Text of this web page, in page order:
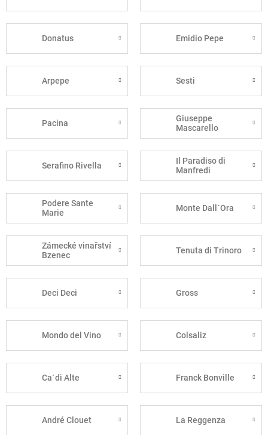
Donatus Emidio Pepe
Arpepe Sesti
Pacina
Giuseppe
Mascarello
Serafino Rivella
Il Paradiso di
Manfredi
Podere Sante
Marie
Monte Dall´Ora
Zámecké vinařství
Bzenec
Tenuta di Trinoro
Deci Deci Gross
Mondo del Vino Colsaliz
Ca´di Alte Franck Bonville
André Clouet La Reggenza